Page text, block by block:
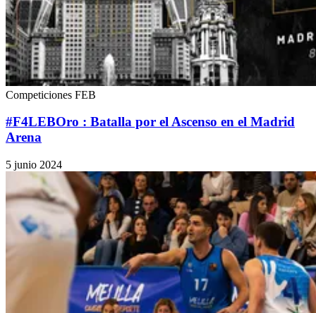
Competiciones FEB
#F4LEBOro : Batalla por el Ascenso en el Madrid
Arena
5 junio 2024